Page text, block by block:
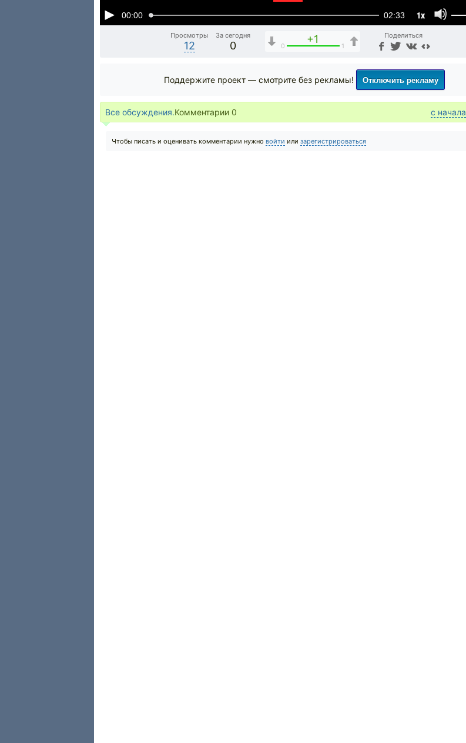
00:00 02:33 1x
Просмотры
12
За сегодня
0
+1
0 1
Поделиться
Поддержите проект — смотрите без рекламы! Отключить рекламу
Все обсуждения.Комментарии 0 с начала
Чтобы писать и оценивать комментарии нужно войти или зарегистрироваться